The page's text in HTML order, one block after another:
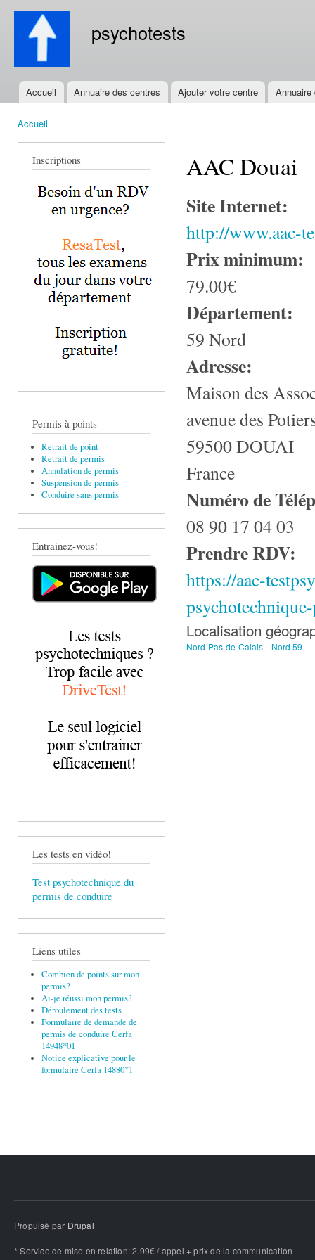
psychotests
Menu principal
Accueil Annuaire des centres Ajouter votre centre Annuaire
Accueil
Inscriptions
Permis à points
Retrait de point
Retrait de permis
Annulation de permis
Suspension de permis
Conduire sans permis
Entrainez-vous!
Les tests en vidéo!
Test psychotechnique du
permis de conduire
Liens utiles
Combien de points sur mon
permis?
Ai-je réussi mon permis?
Déroulement des tests
Formulaire de demande de
permis de conduire Cerfa
14948*01
Notice explicative pour le
formulaire Cerfa 14880*1
AAC Douai
Site Internet:
http://www.aac-
Prix minimum:
79.00€
Département:
59 Nord
Adresse:
Maison des
avenue des
59500DOUAI
France
Numéro de
08 90 17 04 03
Prendre RDV:
https://aac-
Localisation
Nord-Pas-de-Calais Nord 59
Propulsé par Drupal
* Service de mise en relation: 2.99€ / appel + prix de la communication